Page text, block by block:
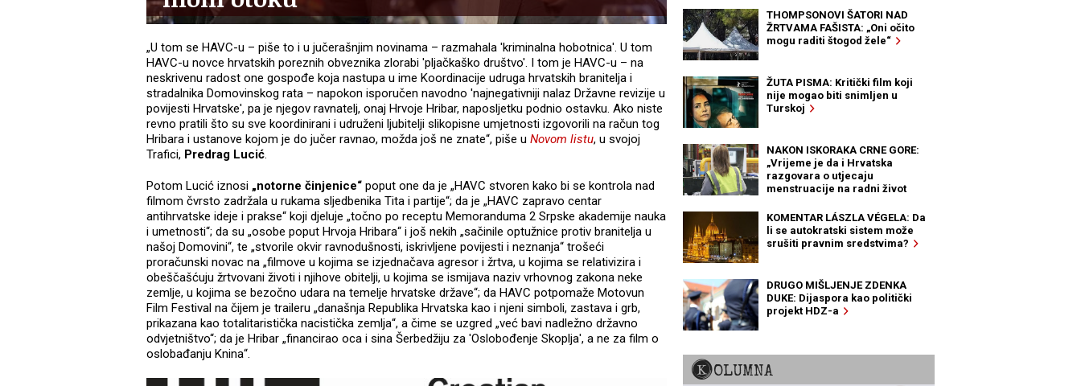
„U tom se HAVC-u – piše to i u jučerašnjim novinama – razmahala 'kriminalna hobotnica'. U tom
HAVC-u novce hrvatskih poreznih obveznika zlorabi 'pljačkaško društvo'. I tom je HAVC-u – na
neskrivenu radost one gospođe koja nastupa u ime Koordinacije udruga hrvatskih branitelja i
stradalnika Domovinskog rata – napokon isporučen navodno 'najnegativniji nalaz Državne revizije u
povijesti Hrvatske', pa je njegov ravnatelj, onaj Hrvoje Hribar, naposljetku podnio ostavku. Ako niste
revno pratili što su sve koordinirani i udruženi ljubitelji slikopisne umjetnosti izgovorili na račun tog
Hribara i ustanove kojom je do jučer ravnao, možda još ne znate“, piše u Novom listu, u svojoj
Trafici, Predrag Lucić.
Potom Lucić iznosi „notorne činjenice“ poput one da je „HAVC stvoren kako bi se kontrola nad
filmom čvrsto zadržala u rukama sljedbenika Tita i partije“; da je „HAVC zapravo centar
antihrvatske ideje i prakse“ koji djeluje „točno po receptu Memoranduma 2 Srpske akademije nauka
i umetnosti“; da su „osobe poput Hrvoja Hribara“ i još nekih „sačinile optužnice protiv branitelja u
našoj Domovini“, te „stvorile okvir ravnodušnosti, iskrivljene povijesti i neznanja“ trošeći
proračunski novac na „filmove u kojima se izjednačava agresor i žrtva, u kojima se relativizira i
obeščašćuju žrtvovani životi i njihove obitelji, u kojima se ismijava naziv vrhovnog zakona neke
zemlje, u kojima se bezočno udara na temelje hrvatske države“; da HAVC potpomaže Motovun
Film Festival na čijem je traileru „današnja Republika Hrvatska kao i njeni simboli, zastava i grb,
prikazana kao totalitaristička nacistička zemlja“, a čime se uzgred „već bavi nadležno državno
odvjetništvo“; da je Hribar „financirao oca i sina Šerbedžiju za 'Oslobođenje Skoplja', a ne za film o
oslobađanju Knina“.
THOMPSONOVI ŠATORI NAD
ŽRTVAMA FAŠISTA: „Oni očito
mogu raditi štogod žele“
ŽUTA PISMA: Kritički film koji
nije mogao biti snimljen u
Turskoj
NAKON ISKORAKA CRNE GORE:
„Vrijeme je da i Hrvatska
razgovara o utjecaju
menstruacije na radni život
KOMENTAR LÁSZLA VÉGELA: Da
li se autokratski sistem može
srušiti pravnim sredstvima?
DRUGO MIŠLJENJE ZDENKA
DUKE: Dijaspora kao politički
projekt HDZ-a
KOLUMNA